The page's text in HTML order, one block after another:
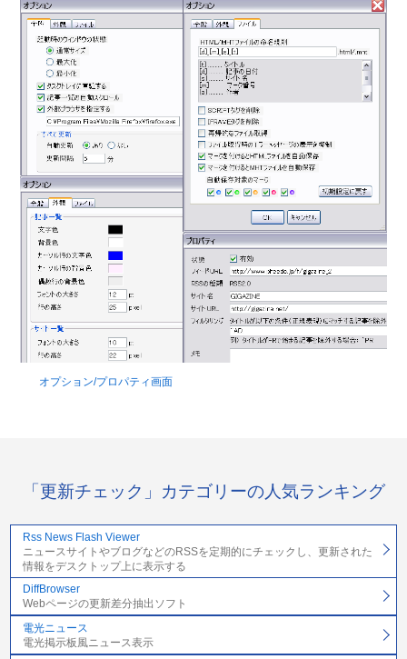
オプション/プロパティ画面
「更新チェック」カテゴリーの人気ランキング
Rss News Flash Viewer
ニュースサイトやブログなどのRSSを定期的にチェックし、更新された
情報をデスクトップ上に表示する
DiffBrowser
Webページの更新差分抽出ソフト
電光ニュース
電光掲示板風ニュース表示